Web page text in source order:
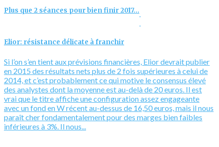
Plus que 2 séances pour bien finir 2017…
Elior: résistance délicate à franchir
Si l’on s’en tient aux prévisions financières, Elior devrait publier
en 2015 des résultats nets plus de 2 fois supérieures à celui de
2014, et c’est probablement ce qui motive le consensus élevé
des analystes dont la moyenne est au-delà de 20 euros. Il est
vrai que le titre affiche une configuration assez engageante
avec un fond en W récent au-dessus de 16,50 euros, mais il nous
paraît cher fondamentalement pour des marges bien faibles
inférieures à 3%. Il nous...